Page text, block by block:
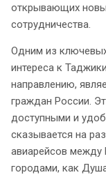
открывающих
сотрудничества.
Одним из
интереса к
направлению,
граждан России.
доступными и
сказывается на
авиарейсов между
городами, как